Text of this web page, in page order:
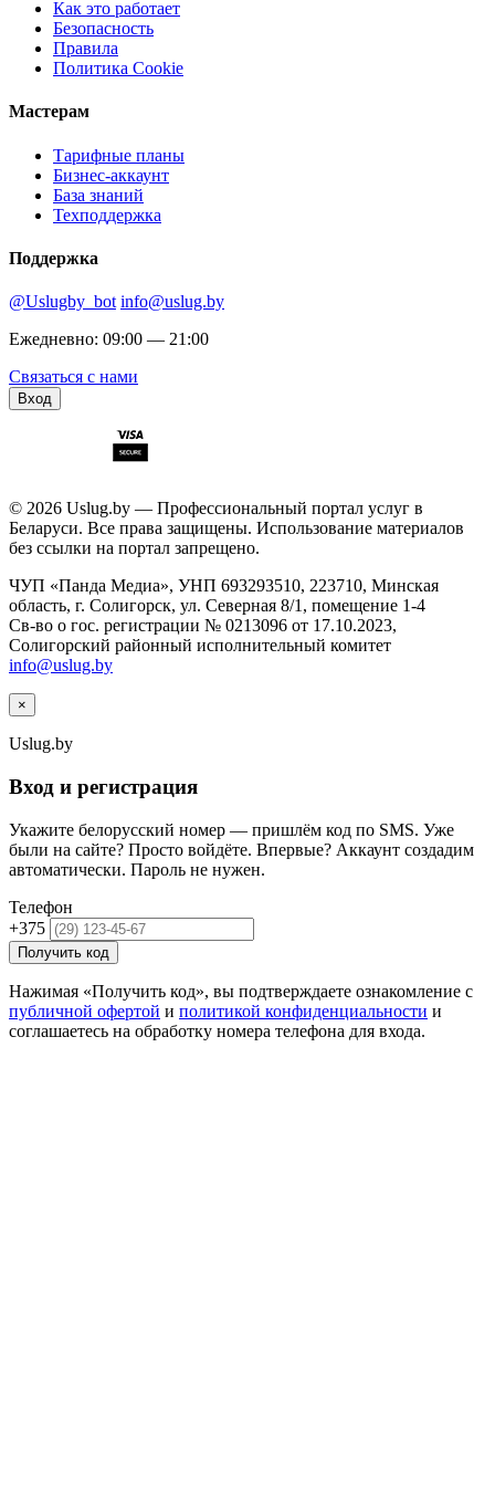
Как это работает
Безопасность
Правила
Политика Cookie
Мастерам
Тарифные планы
Бизнес-аккаунт
База знаний
Техподдержка
Поддержка
@Uslugby_bot info@uslug.by
Ежедневно: 09:00 — 21:00
Связаться с нами
Вход
© 2026 Uslug.by — Профессиональный портал услуг в
Беларуси. Все права защищены. Использование материалов
без ссылки на портал запрещено.
ЧУП «Панда Медиа», УНП 693293510, 223710, Минская
область, г. Солигорск, ул. Северная 8/1, помещение 1-4
Св-во о гос. регистрации № 0213096 от 17.10.2023,
Солигорский районный исполнительный комитет
info@uslug.by
×
Uslug.by
Вход и регистрация
Укажите белорусский номер — пришлём код по SMS. Уже
были на сайте? Просто войдёте. Впервые? Аккаунт создадим
автоматически. Пароль не нужен.
Телефон
+375
Получить код
Нажимая «Получить код», вы подтверждаете ознакомление с
публичной офертой и политикой конфиденциальности и
соглашаетесь на обработку номера телефона для входа.